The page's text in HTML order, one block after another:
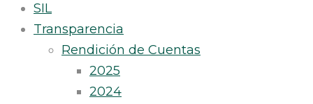
SIL
Transparencia
Rendición de Cuentas
2025
2024